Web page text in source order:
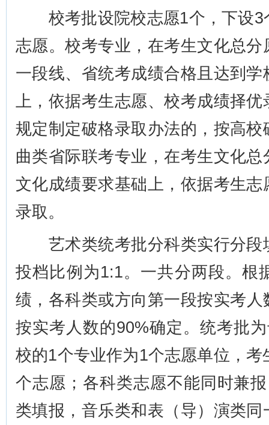
校考批设院校志愿1个，下设3
志愿。校考专业，在考生文化总
一段线、省统考成绩合格且达到
上，依据考生志愿、校考成绩择
规定制定破格录取办法的，按高
曲类省际联考专业，在考生文化
文化成绩要求基础上，依据考生
录取。
艺术类统考批分科类实行分段
投档比例为1:1。一共分两段。根
绩，各科类或方向第一段按实考
按实考人数的90%确定。统考批
校的1个专业作为1个志愿单位，
个志愿；各科类志愿不能同时兼
类填报，音乐类和表（导）演类